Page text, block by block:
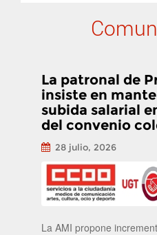
La patronal de
insiste en
subida salarial
del convenio
28 julio, 2026
La AMI propone